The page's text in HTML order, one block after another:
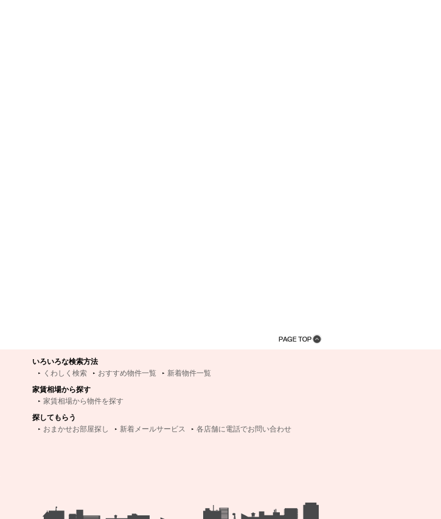
いろいろな検索方法
くわしく検索
おすすめ物件一覧
新着物件一覧
家賃相場から探す
家賃相場から物件を探す
探してもらう
おまかせお部屋探し
新着メールサービス 各店舗に電話でお問い合わせ